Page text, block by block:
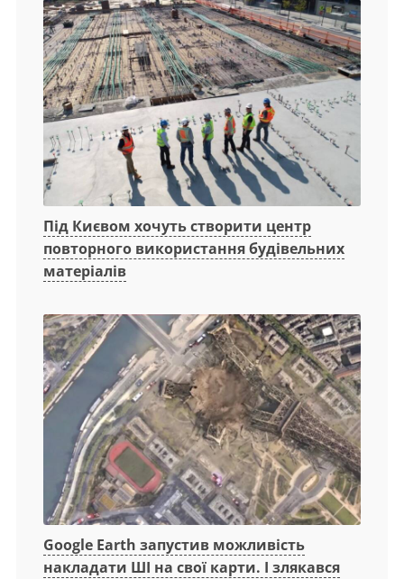
Під Києвом хочуть створити центр
повторного використання будівельних
матеріалів
Google Earth запустив можливість
накладати ШІ на свої карти. І злякався